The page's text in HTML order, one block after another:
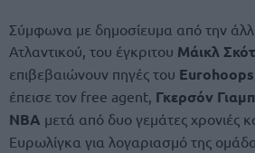
Σύμφωνα με δημοσίευμα από την
Ατλαντικού, του έγκριτου Μάικλ
επιβεβαιώνουν πηγές του Eurohoops
έπεισε τον free agent, Γκερσόν
NBA μετά από δυο γεμάτες χρονιές
Ευρωλίγκα για λογαριασμό της